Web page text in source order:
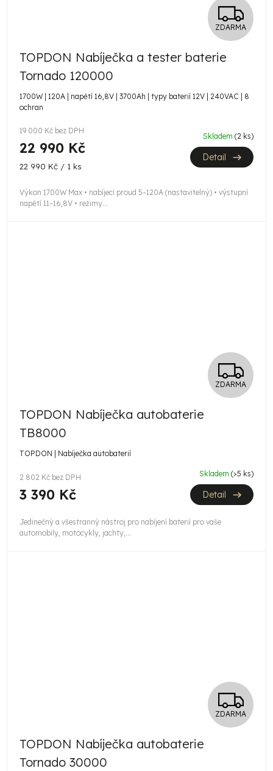
Z
D
R
A
ZDARMA
TOPDON Nabíječka a tester baterie
Tornado 120000
1700W | 120A | napětí 16,8V | 3700Ah | typy baterií 12V | 240VAC | 8
ochran
19 000 Kč bez DPH
22 990 Kč
Měrná
22 990 Kč / 1 ks
Skladem (2 ks)
Detail
Výkon 1700W Max • nabíjecí proud 5–120A (nastavitelný) • výstupní
napětí 11–16,8V • režimy...
Z
D
M
A
ZDARMA
TOPDON Nabíječka autobaterie
TB8000
TOPDON | Nabíječka autobaterií
2 802 Kč bez DPH
3 390 Kč
Skladem (>5 ks)
Detail
Jedinečný a všestranný nástroj pro nabíjení baterií pro vaše
automobily, motocykly, jachty,...
Z
D
ZDARMA
TOPDON Nabíječka autobaterie
Tornado 30000